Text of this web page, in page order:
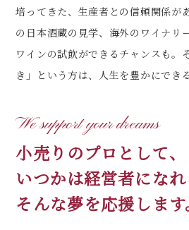
培ってきた、生産者との信頼関係が
の日本酒蔵の見学、海外のワイナリ
ワインの試飲ができるチャンスも。
き」という方は、人生を豊かにでき
We support your dreams
小売りのプロとして、
いつかは経営者になれ
そんな夢を応援します